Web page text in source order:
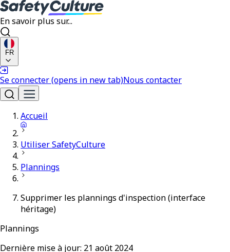
En savoir plus sur...
FR
Se connecter(opens in new tab)Nous contacter
Accueil
Utiliser SafetyCulture
Plannings
Supprimer les plannings d'inspection (interface
héritage)
Plannings
Dernière mise à jour: 21 août 2024